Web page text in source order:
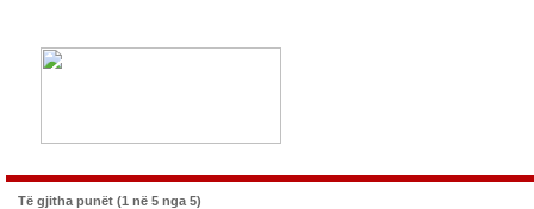
Të gjitha punët (1 në 5 nga 5)